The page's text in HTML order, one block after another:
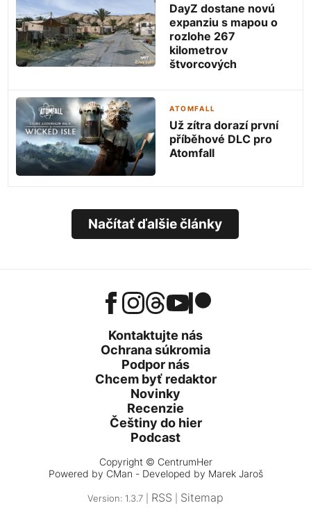
DayZ dostane novú
expanziu s mapou o
rozlohe 267
kilometrov
štvorcových
ATOMFALL
Už zítra dorazí první
příběhové DLC pro
Atomfall
Načítať ďalšie články
Kontaktujte nás
Ochrana súkromia
Podpor nás
Chcem byť redaktor
Novinky
Recenzie
Češtiny do hier
Podcast
Copyright © CentrumHer
Powered by CMan - Developed by Marek Jaroš
Version: 1.3.7 | RSS Sitemap